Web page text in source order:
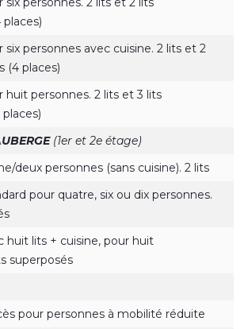
six personnes avec cuisine. 2 lits et 2
(4 places)
huit personnes. 2 lits et 3 lits
(1er et 2e étage)
deux personnes (sans cuisine). 2 lits
pour quatre, six ou dix personnes.
huit lits + cuisine, pour huit
superposés
pour personnes à mobilité réduite